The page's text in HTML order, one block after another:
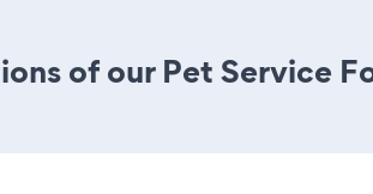
of our Pet Service